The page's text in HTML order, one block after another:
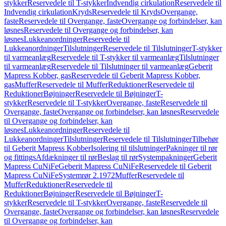
stykkerReservedele til T-stykkerIndvendig cirkulationReservedele til
Indvendig cirkulationKrydsReservedele til KrydsOvergange,
fasteReservedele til Overgange, fasteOvergange og forbindelser, kan
løsnesReservedele til Overgange og forbindelser, kan
løsnesLukkeanordningerReservedele til
LukkeanordningerTilslutningerReservedele til TilslutningerT-stykker
til varmeanlægReservedele til T-stykker til varmeanlægTilslutninger
til varmeanlægReservedele til Tilslutninger til varmeanlægGeberit
Mapress Kobber, gasReservedele til Geberit Mapress Kobber,
gasMufferReservedele til MufferReduktionerReservedele til
ReduktionerBøjningerReservedele til BøjningerT-
stykkerReservedele til T-stykkerOvergange, fasteReservedele til
Overgange, fasteOvergange og forbindelser, kan løsnesReservedele
til Overgange og forbindelser, kan
løsnesLukkeanordningerReservedele til
LukkeanordningerTilslutningerReservedele til TilslutningerTilbehør
til Geberit Mapress KobberIsolering til tilslutningerPakninger til rør
og fittingsAfdækninger til rørBeslag til rørSystempakningerGeberit
Mapress CuNiFeGeberit Mapress CuNiFeReservedele til Geberit
Mapress CuNiFeSystemrør 2.1972MufferReservedele til
MufferReduktionerReservedele til
ReduktionerBøjningerReservedele til BøjningerT-
stykkerReservedele til T-stykkerOvergange, fasteReservedele til
Overgange, fasteOvergange og forbindelser, kan løsnesReservedele
til Overgange og forbindelser, kan